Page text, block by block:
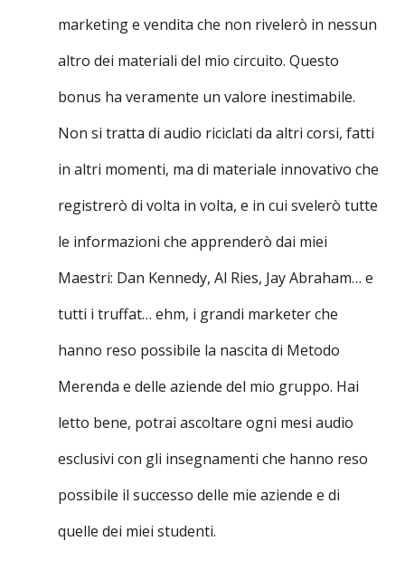
marketing e vendita che non rivelerò in nessun
altro dei materiali del mio circuito. Questo
bonus ha veramente un valore inestimabile.
Non si tratta di audio riciclati da altri corsi, fatti
in altri momenti, ma di materiale innovativo che
registrerò di volta in volta, e in cui svelerò tutte
le informazioni che apprenderò dai miei
Maestri: Dan Kennedy, Al Ries, Jay Abraham… e
tutti i truffat… ehm, i grandi marketer che
hanno reso possibile la nascita di Metodo
Merenda e delle aziende del mio gruppo. Hai
letto bene, potrai ascoltare ogni mesi audio
esclusivi con gli insegnamenti che hanno reso
possibile il successo delle mie aziende e di
quelle dei miei studenti.